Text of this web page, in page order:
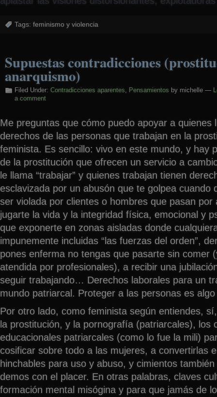
Tags: feminismo y violencia
Supuestas contradicciones
anarquismo)
Filed Under: Contradicciones aparentes, Pensamientos by michelle —
a comment
Me preguntas que cómo puedo apoyar a quienes
derechos de las personas que trabajan en la
feminista. Es sencillo: vivo en este mundo, y hay
de la prostitución que ofrecen un servicio a
le llama “trabajar” y quienes trabajan tienen
esclavizada por un abusón que te golpea cuando
ser violada por clientes o hombres que pasan
jugarte la vida y la integridad física, emocional y
que exponerte en zonas aisladas donde
impunemente incluidas “las fuerzas del orden”,
pones enferma no tengas que pasarte sin comer
atendida por profesionales), a recibir una
seguir trabajando… Derechos laborales para un
mundo patriarcal. Proteger a las personas es
Por otro lado, como feminista según entiendes,
la prostitución, y la pornografía (patriarcales), los
educacionales patriarcales (como lo fue la mili)
cosificar sobre todo a las mujeres, a convertirlas
hinchables para uso y abuso, y cimientos
demos con el placer. En otras palabras, claves
formación mental misógina y para que jamás de